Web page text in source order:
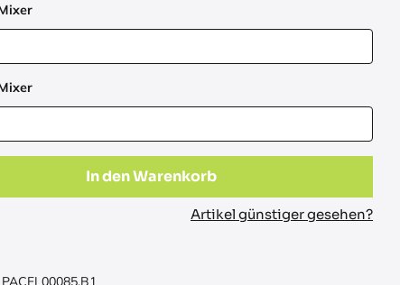
In den Warenkorb
Artikel günstiger gesehen?
PACFL00085.B1